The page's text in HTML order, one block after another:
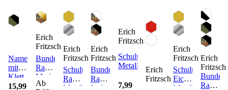
Namensstreifen
mit
Klett
5er-
15,99
Erich
Fritzsch
Bundeswehr
Rangabzeichen
Marine
Ab
Erich
Fritzsch
Schulterklappenauflage
Rangstern
Metall
Erich
Fritzsch
Bundeswehr
Rangabzeichen
Luftwaffe
Erich
Fritzsch
Schulterklappenauflage
Metall
7,99
Erich
Fritzsch
Erich
Fritzsch
Eichenlaub
Metall
Erich
Fritzsch